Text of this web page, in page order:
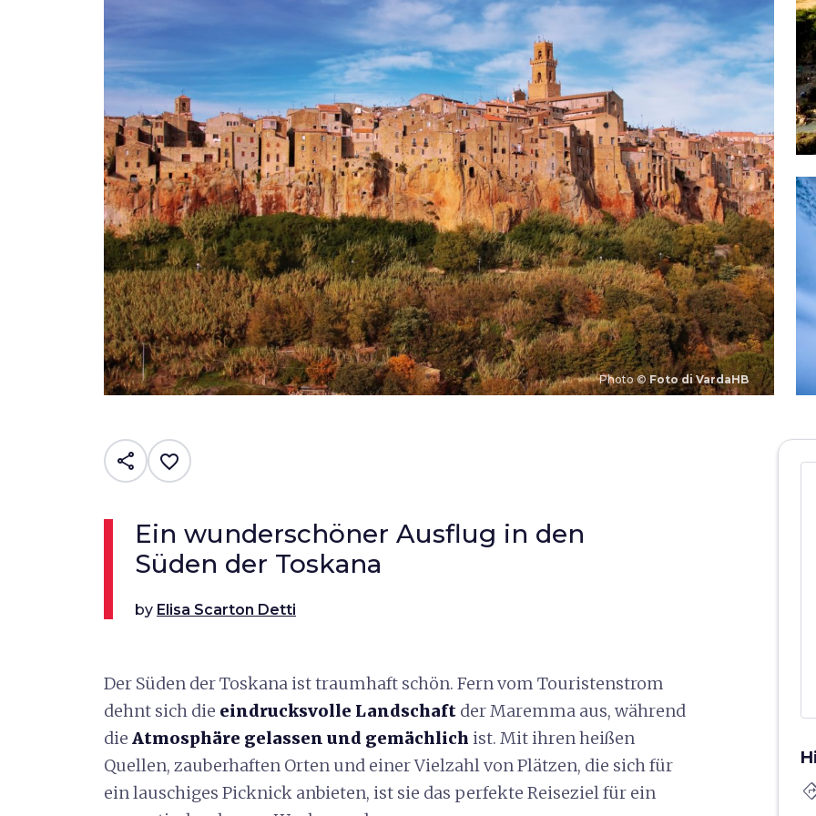
Photo ©Foto di VardaHB
share favorite_border
Ein wunderschöner Ausflug in den
Süden der Toskana
by Elisa Scarton Detti
Der Süden der Toskana ist traumhaft schön. Fern vom Touristenstrom
dehnt sich die eindrucksvolle Landschaft der Maremma aus, während
die Atmosphäre gelassen und gemächlich ist. Mit ihren heißen
Quellen, zauberhaften Orten und einer Vielzahl von Plätzen, die sich für
ein lauschiges Picknick anbieten, ist sie das perfekte Reiseziel für ein